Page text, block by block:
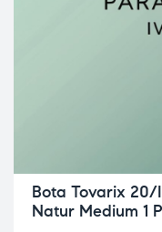
Bota Tovarix 20/
Natur Medium 1